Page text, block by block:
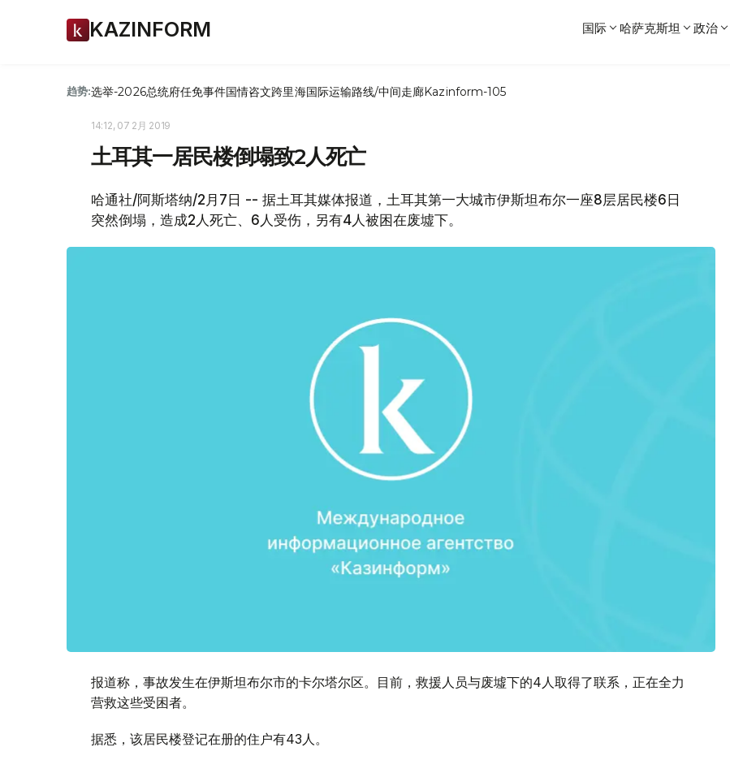
KAZINFORM 国际 哈萨克斯坦 政治
趋势:选举-2026总统府任免事件国情咨文跨里海国际运输路线/中间走廊Kazinform-105
14:12, 07 2月 2019
土耳其一居民楼倒塌致2人死亡
哈通社/阿斯塔纳/2月7日 -- 据土耳其媒体报道，土耳其第一大城市伊斯坦布尔一座8层居民楼6日
突然倒塌，造成2人死亡、6人受伤，另有4人被困在废墟下。
报道称，事故发生在伊斯坦布尔市的卡尔塔尔区。目前，救援人员与废墟下的4人取得了联系，正在全力
营救这些受困者。
据悉，该居民楼登记在册的住户有43人。